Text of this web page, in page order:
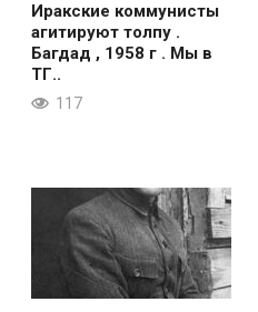
Иракские коммунисты
агитируют толпу .
Багдад , 1958 г . Мы в
ТГ..
117